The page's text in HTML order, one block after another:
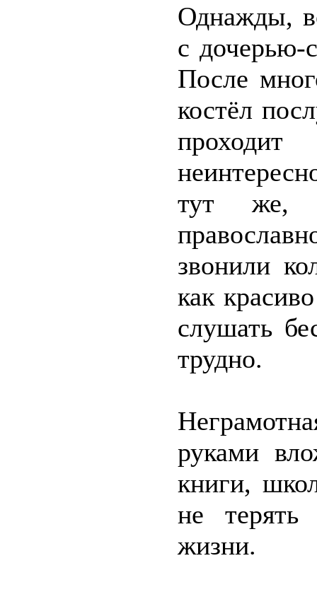
Однажды,
с дочерью-
После
костёл
тут же,
звонили
как
слушать
трудно.
руками
книги,
не терять
жизни.